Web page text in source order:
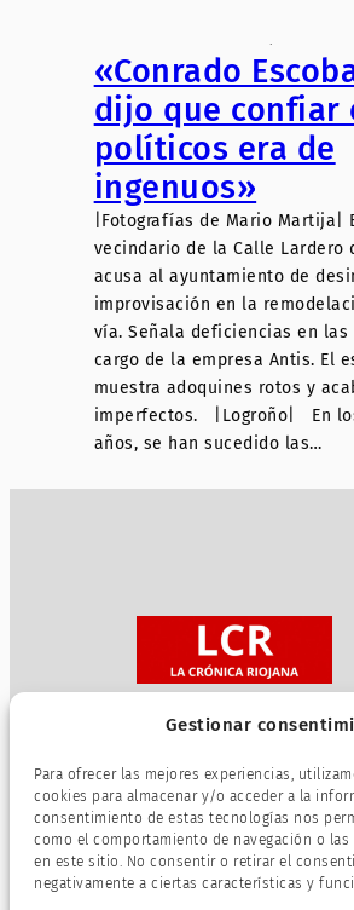
Gestionar
Para ofrecer las mejores experiencias,
cookies para almacenar y/o acceder a la
consentimiento de estas tecnologías nos
como el comportamiento de navegación o
en este sitio. No consentir o retirar el
negativamente a ciertas características y
.
«Conrado
dijo que confiar
políticos era de
ingenuos»
|Fotografías de Mario Martija|
vecindario de la Calle Lardero
acusa al ayuntamiento de
improvisación en la
vía. Señala deficiencias en las
cargo de la empresa Antis. El
muestra adoquines rotos y
imperfectos. |Logroño| En
años, se han sucedido las…
Política de privacidad
Términos de servicio
Política de cookies